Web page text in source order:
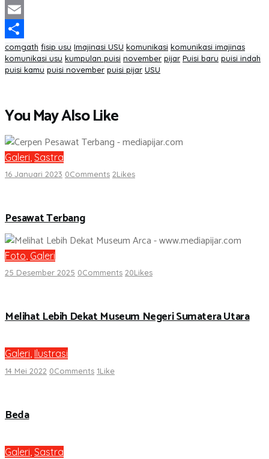
Print
Email
Share
comgath fisip usu Imajinasi USU komunikasi komunikasi imajinas
komunikasi usu kumpulan puisi november pijar Puisi baru puisi indah
puisi kamu puisi november puisi pijar USU
You May Also Like
Galeri Sastra
16 Januari 2023 0Comments 2Likes
Pesawat Terbang
Foto Galeri
25 Desember 2025 0Comments 20Likes
Melihat Lebih Dekat Museum Negeri Sumatera Utara
Galeri, Ilustrasi
14 Mei 2022 0Comments 1Like
Beda
Galeri, Sastra